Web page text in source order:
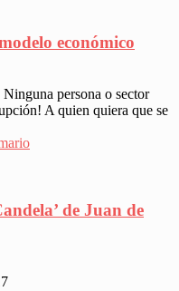
económico
persona o sector
A quien quiera que se
de Juan de